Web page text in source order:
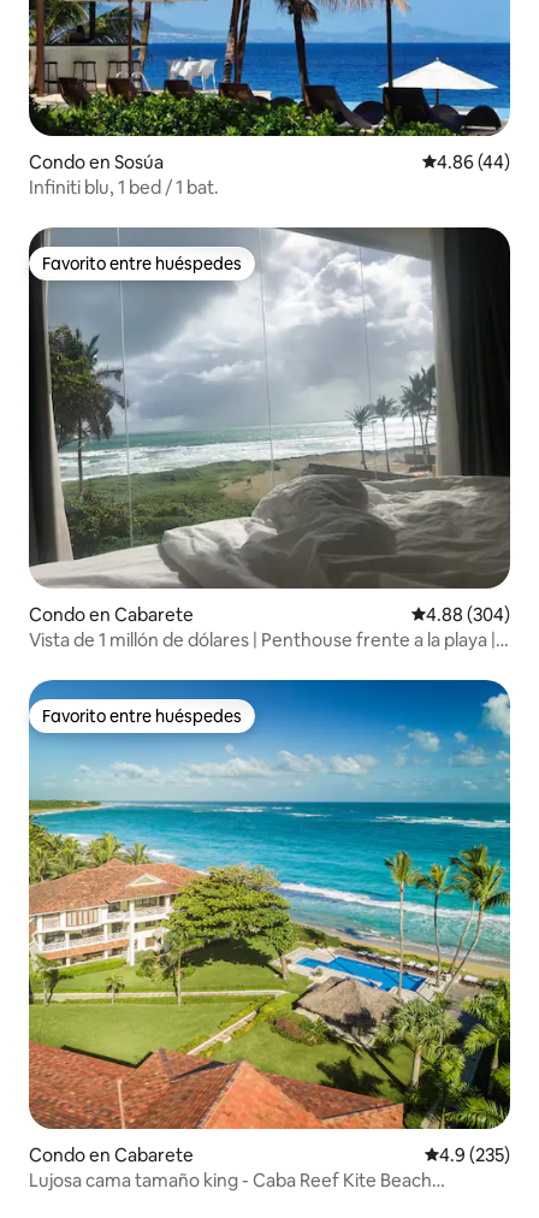
Condo en Sosúa Calificación
4.86 (44)
Infiniti blu, 1 bed / 1 bat.
Favorito entre huéspedes
Favorito entre huéspedes
Condo en Cabarete Calificación
4.88 (304)
Vista de 1 millón de dólares | Penthouse frente a la playa |
Favorito entre huéspedes
Favorito entre huéspedes
Condo en Cabarete Calificación
4.9 (235)
Lujosa cama tamaño king - Caba Reef Kite Beach